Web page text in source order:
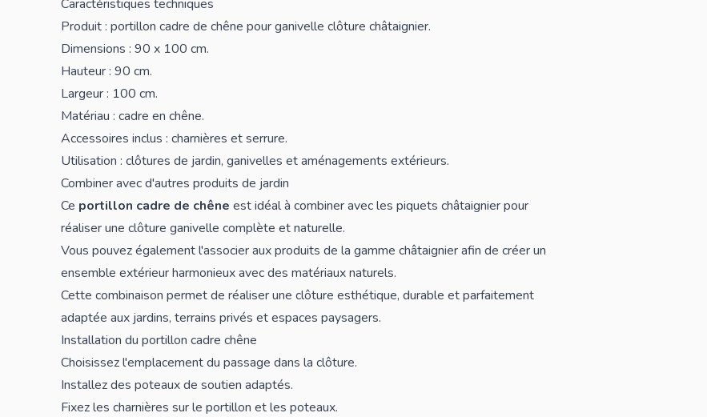
Caractéristiques techniques
Produit : portillon cadre de chêne pour ganivelle clôture châtaignier.
Dimensions : 90 x 100 cm.
Hauteur : 90 cm.
Largeur : 100 cm.
Matériau : cadre en chêne.
Accessoires inclus : charnières et serrure.
Utilisation : clôtures de jardin, ganivelles et aménagements extérieurs.
Combiner avec d'autres produits de jardin
Ce portillon cadre de chêne est idéal à combiner avec les piquets châtaignierpour
réaliser une clôture ganivelle complète et naturelle.
Vous pouvez également l'associer aux produits de la gamme châtaignierafin de créer un
ensemble extérieur harmonieux avec des matériaux naturels.
Cette combinaison permet de réaliser une clôture esthétique, durable et parfaitement
adaptée aux jardins, terrains privés et espaces paysagers.
Installation du portillon cadre chêne
Choisissez l'emplacement du passage dans la clôture.
Installez des poteauxde soutien adaptés.
Fixez les charnières sur le portillon et les poteaux.